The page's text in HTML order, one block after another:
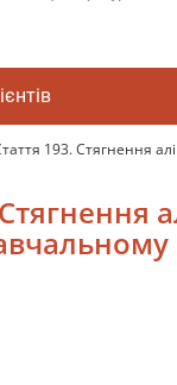
193. Стягнення